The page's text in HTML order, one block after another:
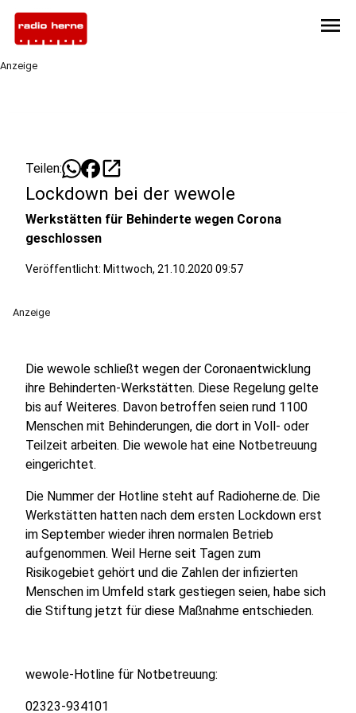
menu
Anzeige
Teilen: open_in_new
Lockdown bei der wewole
Werkstätten für Behinderte wegen Corona
geschlossen
Veröffentlicht: Mittwoch, 21.10.2020 09:57
Anzeige
Die wewole schließt wegen der Coronaentwicklung
ihre Behinderten-Werkstätten. Diese Regelung gelte
bis auf Weiteres. Davon betroffen seien rund 1100
Menschen mit Behinderungen, die dort in Voll- oder
Teilzeit arbeiten. Die wewole hat eine Notbetreuung
eingerichtet.
Die Nummer der Hotline steht auf Radioherne.de. Die
Werkstätten hatten nach dem ersten Lockdown erst
im September wieder ihren normalen Betrieb
aufgenommen. Weil Herne seit Tagen zum
Risikogebiet gehört und die Zahlen der infizierten
Menschen im Umfeld stark gestiegen seien, habe sich
die Stiftung jetzt für diese Maßnahme entschieden.
wewole-Hotline für Notbetreuung:
02323-934101